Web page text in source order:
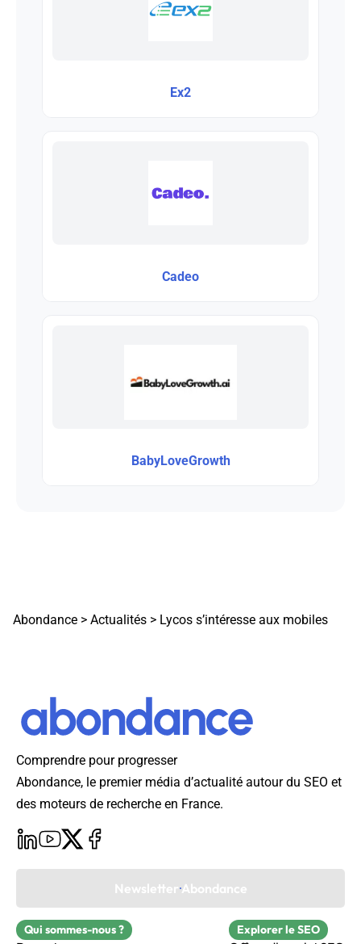
Ex2
Cadeo
BabyLoveGrowth
Abondance > Actualités > Lycos s’intéresse aux mobiles
Comprendre pour progresser
Abondance, le premier média d’actualité autour du SEO et
des moteurs de recherche en France.
Newsletter Abondance
Qui sommes-nous ? Explorer le SEO